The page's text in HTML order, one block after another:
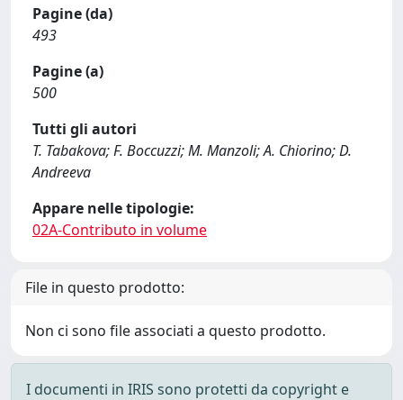
Pagine (da)
493
Pagine (a)
500
Tutti gli autori
T. Tabakova; F. Boccuzzi; M. Manzoli; A. Chiorino; D.
Andreeva
Appare nelle tipologie:
02A-Contributo in volume
File in questo prodotto:
Non ci sono file associati a questo prodotto.
I documenti in IRIS sono protetti da copyright e